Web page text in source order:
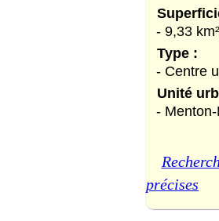
- 9,33 km²
Type :
- Centre
Unité
-
précises